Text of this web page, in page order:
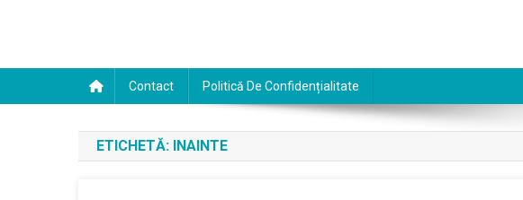
Contact Politică De Confidențialitate
ETICHETĂ: INAINTE